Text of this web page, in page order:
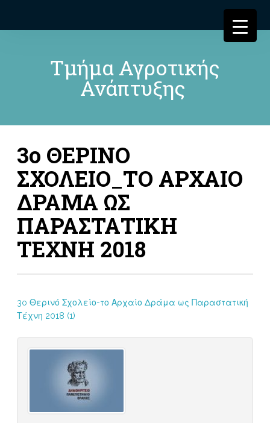
Τμήμα Αγροτικής
Ανάπτυξης
3o ΘΕΡΙΝΟ
ΣΧΟΛΕΙΟ_ΤΟ ΑΡΧΑΙΟ
ΔΡΑΜΑ ΩΣ
ΠΑΡΑΣΤΑΤΙΚΗ
ΤΕΧΝΗ 2018
3o Θερινό Σχολείο-το Αρχαίο Δράμα ως Παραστατική
Τέχνη 2018 (1)